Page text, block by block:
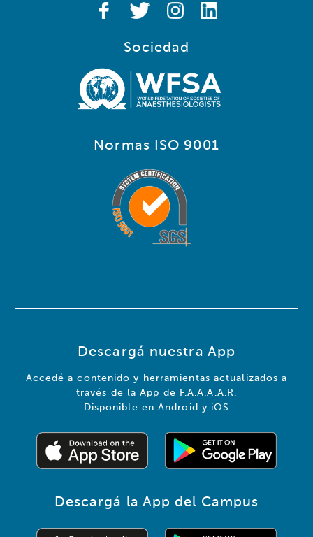
Sociedad
Normas ISO 9001
Descargá nuestra App
Accedé a contenido y herramientas actualizados a
través de la App de F.A.A.A.A.R.
Disponible en Android y iOS
Descargá la App del Campus